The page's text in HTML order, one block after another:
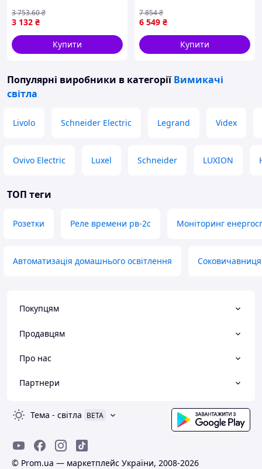
11) Nes22/Q
3 132 ₴
3 753.60₴
Купити
скло (VL-C701Z/C701Z/C702
Nes22/Q
6 549 ₴
7 854₴
Купити
Популярні виробники в категорії Вимикачі
світла
Livolo Schneider Electric Legrand Videx
Ovivo Electric Luxel Schneider LUXION
ТОП теги
Розетки Реле времени рв-2с Моніторинг
Автоматизація домашнього освітлення
Покупцям
Продавцям
Про нас
Партнери
Тема - світла BETA
© Prom.ua — маркетплейс України, 2008-2026